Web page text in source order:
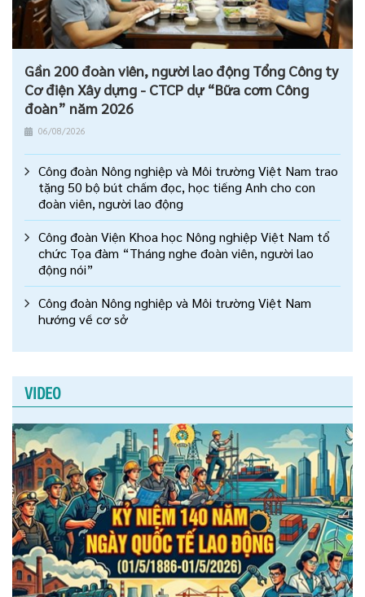
Gần 200 đoàn viên, người lao động Tổng Công ty
Cơ điện Xây dựng - CTCP dự “Bữa cơm Công
đoàn” năm 2026
06/08/2026
Công đoàn Nông nghiệp và Môi trường Việt Nam trao
tặng 50 bộ bút chấm đọc, học tiếng Anh cho con
đoàn viên, người lao động
Công đoàn Viện Khoa học Nông nghiệp Việt Nam tổ
chức Tọa đàm “Tháng nghe đoàn viên, người lao
động nói”
Công đoàn Nông nghiệp và Môi trường Việt Nam
hướng về cơ sở
VIDEO